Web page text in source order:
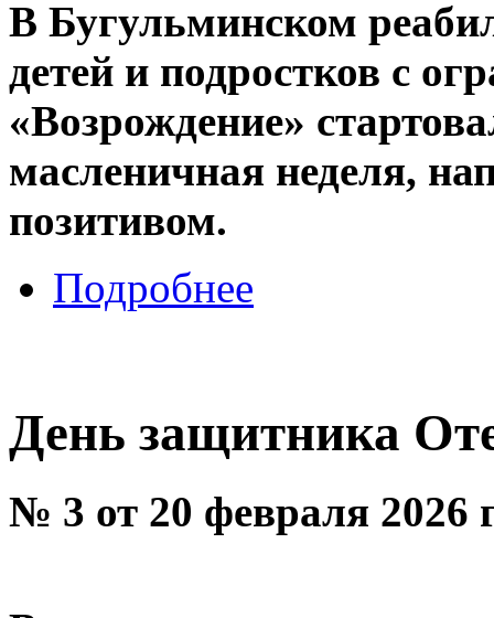
В Бугульминском
детей и подростков с
«Возрождение»
масленичная неделя,
позитивом.
Подробнее
День защитника
№ 3 от 20 февраля 2026